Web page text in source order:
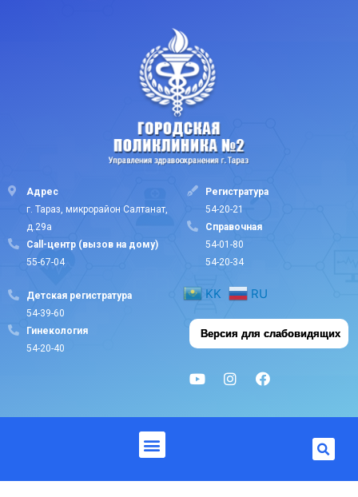
Адрес
г. Тараз, микрорайон Салтанат,
д.29а
Call-центр (вызов на дому)
55-67-04
Регистратура
54-20-21
Cправочная
54-01-80
54-20-34
Детская регистратура
54-39-60
Гинекология
54-20-40
KK RU
Версия для слабовидящих